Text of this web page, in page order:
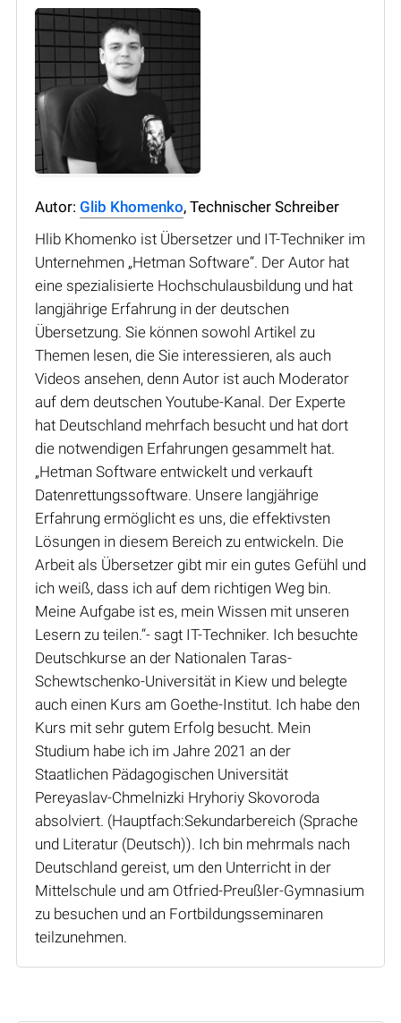
Autor: Glib Khomenko, Technischer Schreiber
Hlib Khomenko ist Übersetzer und IT-Techniker im
Unternehmen „Hetman Software“. Der Autor hat
eine spezialisierte Hochschulausbildung und hat
langjährige Erfahrung in der deutschen
Übersetzung. Sie können sowohl Artikel zu
Themen lesen, die Sie interessieren, als auch
Videos ansehen, denn Autor ist auch Moderator
auf dem deutschen Youtube-Kanal. Der Experte
hat Deutschland mehrfach besucht und hat dort
die notwendigen Erfahrungen gesammelt hat.
„Hetman Software entwickelt und verkauft
Datenrettungssoftware. Unsere langjährige
Erfahrung ermöglicht es uns, die effektivsten
Lösungen in diesem Bereich zu entwickeln. Die
Arbeit als Übersetzer gibt mir ein gutes Gefühl und
ich weiß, dass ich auf dem richtigen Weg bin.
Meine Aufgabe ist es, mein Wissen mit unseren
Lesern zu teilen.“- sagt IT-Techniker. Ich besuchte
Deutschkurse an der Nationalen Taras-
Schewtschenko-Universität in Kiew und belegte
auch einen Kurs am Goethe-Institut. Ich habe den
Kurs mit sehr gutem Erfolg besucht. Mein
Studium habe ich im Jahre 2021 an der
Staatlichen Pädagogischen Universität
Pereyaslav-Chmelnizki Hryhoriy Skovoroda
absolviert. (Hauptfach:Sekundarbereich (Sprache
und Literatur (Deutsch)). Ich bin mehrmals nach
Deutschland gereist, um den Unterricht in der
Mittelschule und am Otfried-Preußler-Gymnasium
zu besuchen und an Fortbildungsseminaren
teilzunehmen.